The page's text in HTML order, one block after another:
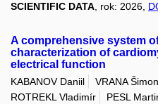
SCIENTIFIC DATA , rok: 2026,
A comprehensive system
characterization of
electrical function
KABANOV Daniil VRANA Šimon
ROTREKL Vladimír
PESL